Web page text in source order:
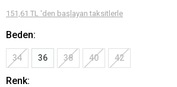
151,61 TL 'den başlayan taksitlerle
Beden:
34 36 38 40 42
Renk: